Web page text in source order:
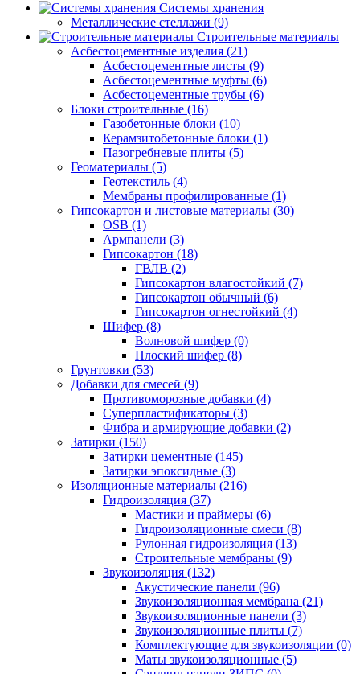
Системы хранения
Металлические стеллажи (9)
Строительные материалы
Асбестоцементные изделия (21)
Асбестоцементные листы (9)
Асбестоцементные муфты (6)
Асбестоцементные трубы (6)
Блоки строительные (16)
Газобетонные блоки (10)
Керамзитобетонные блоки (1)
Пазогребневые плиты (5)
Геоматериалы (5)
Геотекстиль (4)
Мембраны профилированные (1)
Гипсокартон и листовые материалы (30)
OSB (1)
Армпанели (3)
Гипсокартон (18)
ГВЛВ (2)
Гипсокартон влагостойкий (7)
Гипсокартон обычный (6)
Гипсокартон огнестойкий (4)
Шифер (8)
Волновой шифер (0)
Плоский шифер (8)
Грунтовки (53)
Добавки для смесей (9)
Противоморозные добавки (4)
Суперпластификаторы (3)
Фибра и армирующие добавки (2)
Затирки (150)
Затирки цементные (145)
Затирки эпоксидные (3)
Изоляционные материалы (216)
Гидроизоляция (37)
Мастики и праймеры (6)
Гидроизоляционные смеси (8)
Рулонная гидроизоляция (13)
Строительные мембраны (9)
Звукоизоляция (132)
Акустические панели (96)
Звукоизоляционная мембрана (21)
Звукоизоляционные панели (3)
Звукоизоляционные плиты (7)
Комплектующие для звукоизоляции (0)
Маты звукоизоляционные (5)